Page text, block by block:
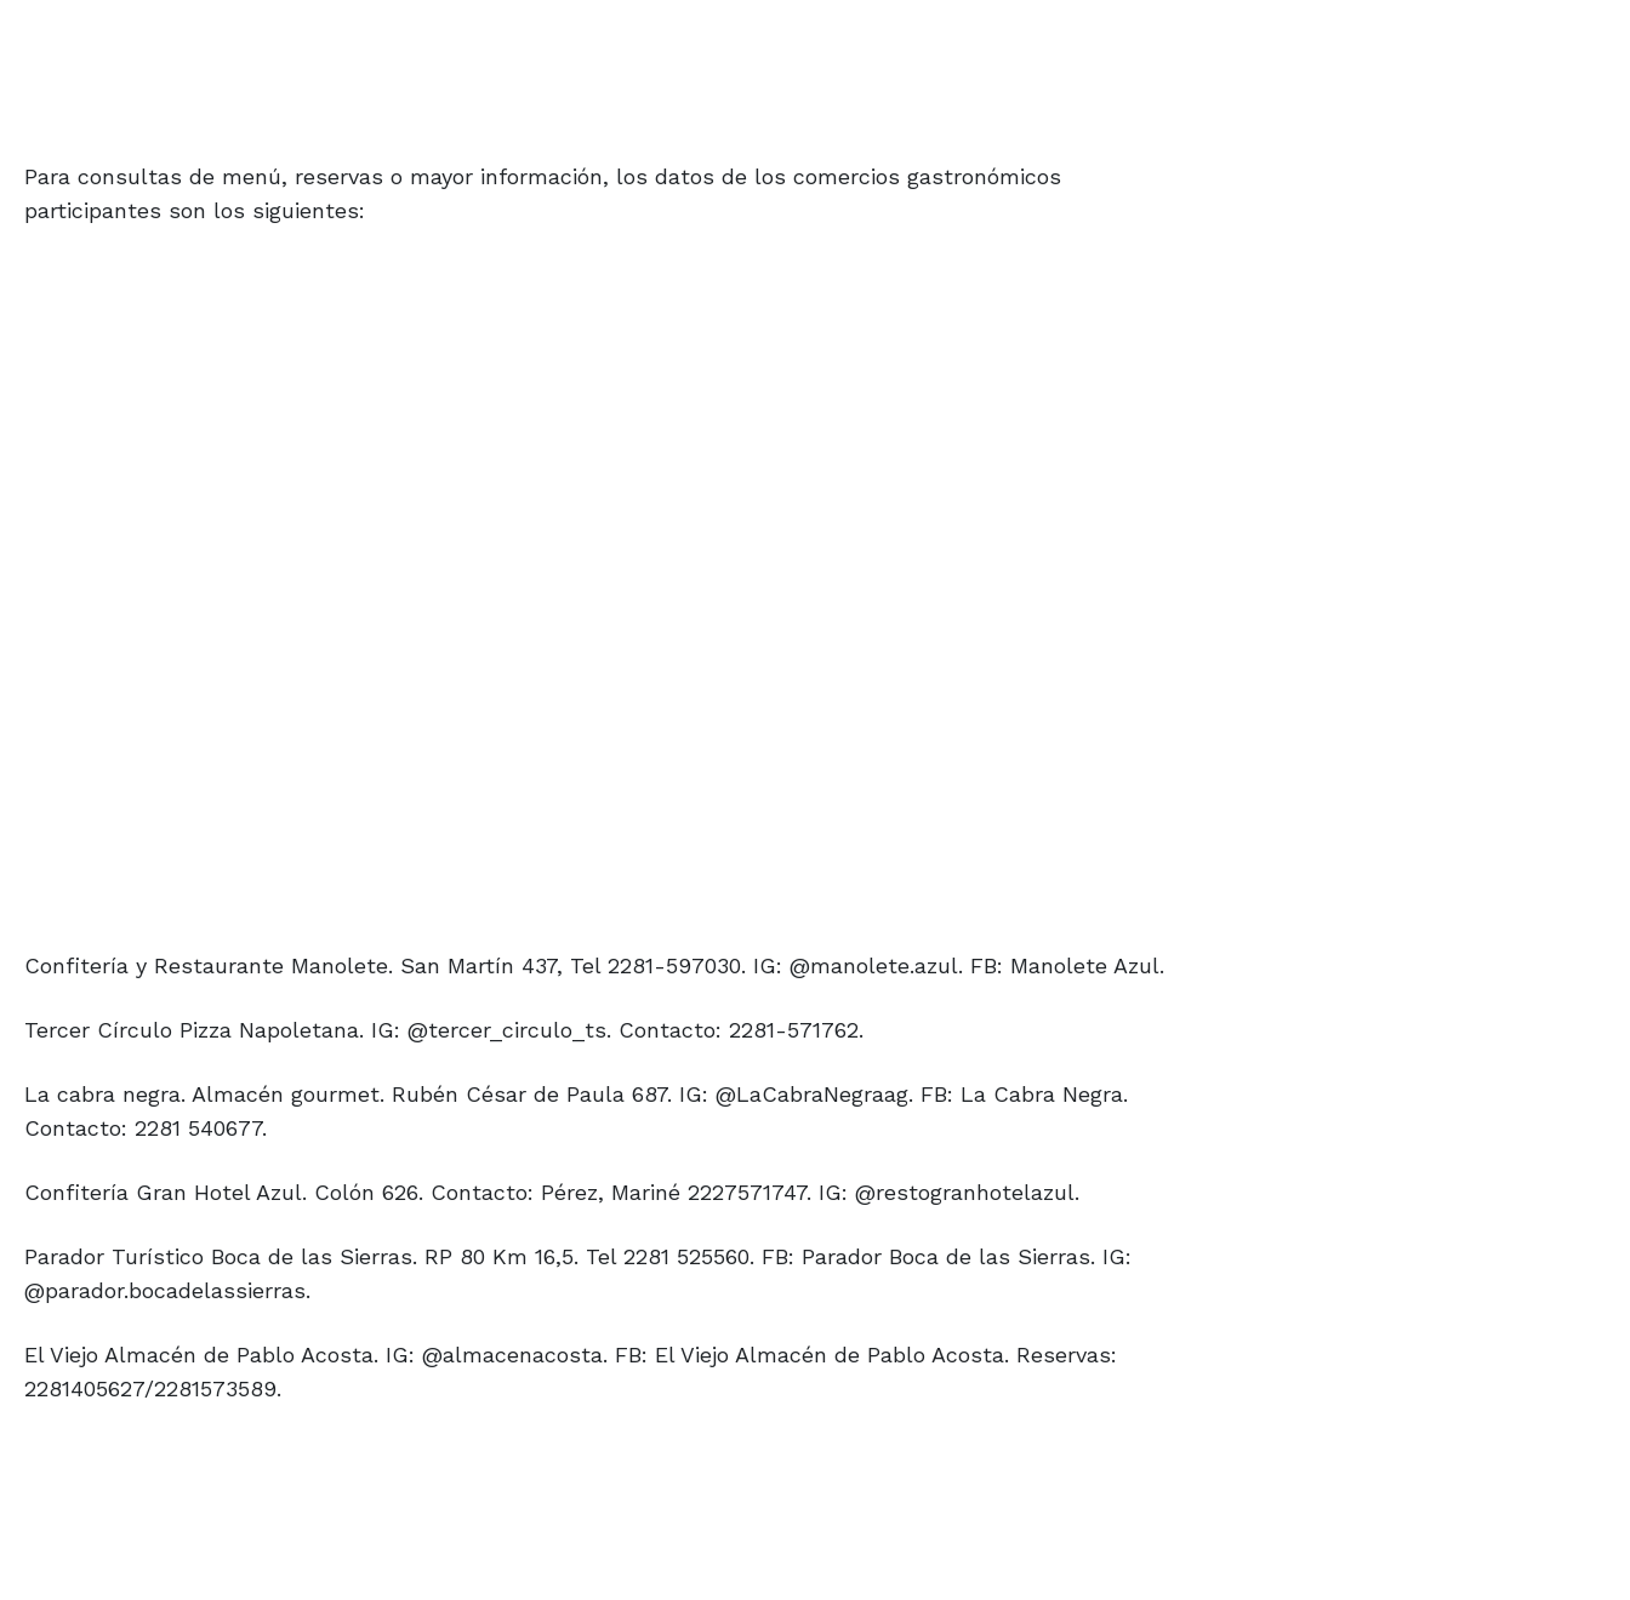
Para consultas de menú, reservas o mayor información, los datos de los comercios gastronómicos
participantes son los siguientes:
Confitería y Restaurante Manolete. San Martín 437, Tel 2281-597030. IG: @manolete.azul. FB: Manolete Azul.
Tercer Círculo Pizza Napoletana. IG: @tercer_circulo_ts. Contacto: 2281-571762.
La cabra negra. Almacén gourmet. Rubén César de Paula 687. IG: @LaCabraNegraag. FB: La Cabra Negra.
Contacto: 2281 540677.
Confitería Gran Hotel Azul. Colón 626. Contacto: Pérez, Mariné 2227571747. IG: @restogranhotelazul.
Parador Turístico Boca de las Sierras. RP 80 Km 16,5. Tel 2281 525560. FB: Parador Boca de las Sierras. IG:
@parador.bocadelassierras.
El Viejo Almacén de Pablo Acosta. IG: @almacenacosta. FB: El Viejo Almacén de Pablo Acosta. Reservas:
2281405627/2281573589.